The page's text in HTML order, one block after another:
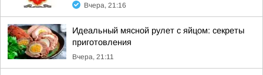
Вчера, 21:16
Идеальный мясной рулет с яйцом: секреты
приготовления
Вчера, 21:11